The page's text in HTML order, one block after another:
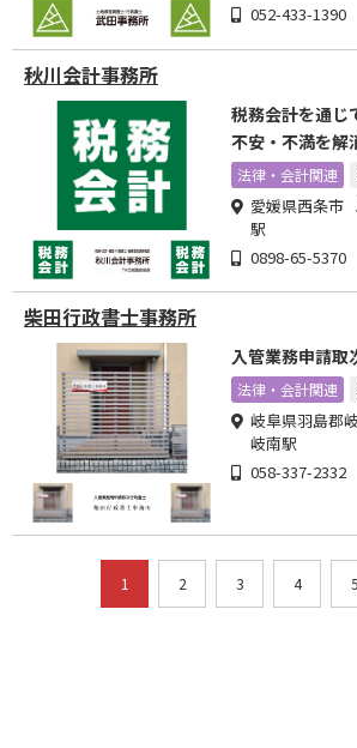
052-433-1390
秋川会計事務所
税務会計を通じ
不安・不満を解
法律・会計関連
愛媛県西条市
駅
0898-65-5370
柴田行政書士事務所
入管業務申請取
法律・会計関連
岐阜県羽島郡
岐南駅
058-337-2332
1 2 3 4 5